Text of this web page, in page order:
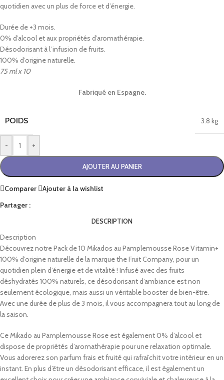
quotidien avec un plus de force et d’énergie.
Durée de +3 mois.
0% d’alcool et aux propriétés d’aromathérapie.
Désodorisant à l’infusion de fruits.
100% d’origine naturelle.
75 ml x 10
Fabriqué en Espagne.
POIDS 3.8 kg
- +
AJOUTER AU PANIER
Comparer
Ajouter à la wishlist
Partager :
DESCRIPTION
Description
Découvrez notre Pack de 10 Mikados au Pamplemousse Rose Vitamin+
100% d’origine naturelle de la marque the Fruit Company, pour un
quotidien plein d’énergie et de vitalité ! Infusé avec des fruits
déshydratés 100% naturels, ce désodorisant d’ambiance est non
seulement écologique, mais aussi un véritable booster de bien-être.
Avec une durée de plus de 3 mois, il vous accompagnera tout au long de
la saison.
Ce Mikado au Pamplemousse Rose est également 0% d’alcool et
dispose de propriétés d’aromathérapie pour une relaxation optimale.
Vous adorerez son parfum frais et fruité qui rafraîchit votre intérieur en un
instant. En plus d’être un désodorisant efficace, il est également un